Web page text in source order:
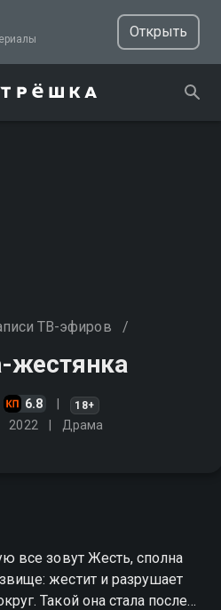
и сериалы
Открыть
ТВ-эфиров /
жестянка
6.8 18+
2022 Драма
все зовут Жесть, сполна
жестит и разрушает
Такой она стала после